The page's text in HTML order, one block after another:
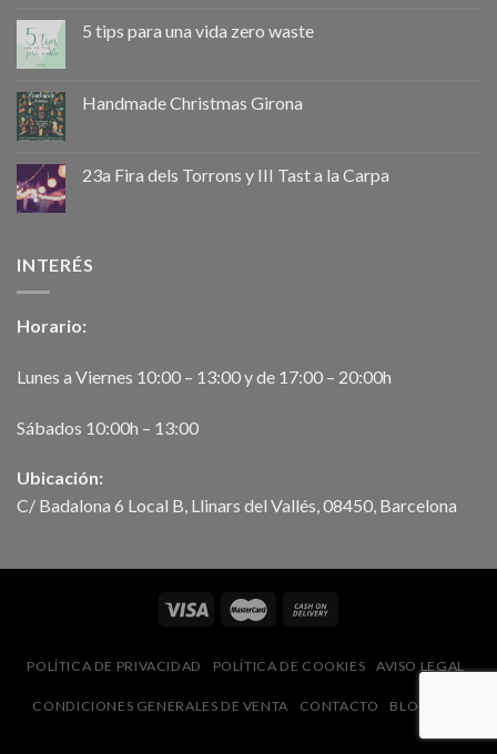
5 tips para una vida zero waste
Handmade Christmas Girona
23a Fira dels Torrons y III Tast a la Carpa
INTERÉS
Horario:
Lunes a Viernes 10:00 – 13:00 y de 17:00 – 20:00h
Sábados 10:00h – 13:00
Ubicación:
C/ Badalona 6 Local B, Llinars del Vallés, 08450, Barcelona
POLÍTICA DE PRIVACIDAD POLÍTICA DE COOKIES AVISO LEGAL
CONDICIONES GENERALES DE VENTA CONTACTO BLOG